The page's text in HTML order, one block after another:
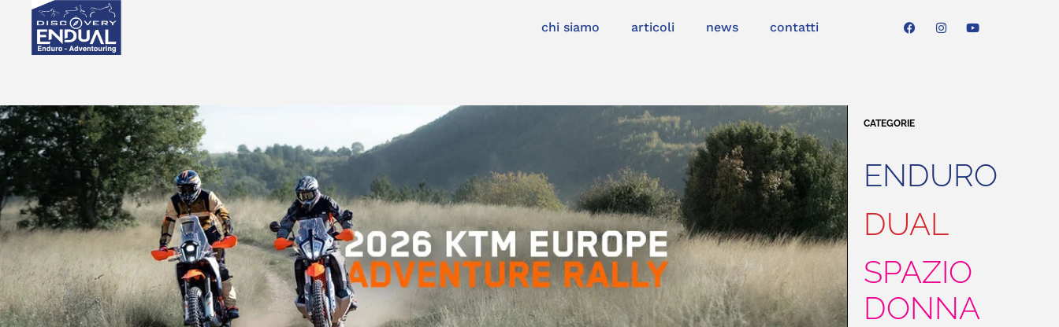
chi siamo articoli news contatti
CATEGORIE
ENDURO
DUAL
SPAZIO
DONNA